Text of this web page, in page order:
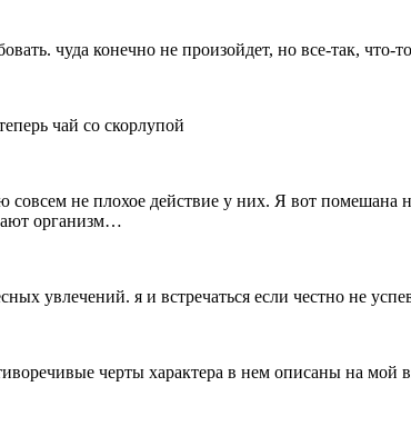
чуда конечно не произойдет, но все-так, что-
чай со скорлупой
не плохое действие у них. Я вот помешана
организм…
увлечений. я и встречаться если честно не
черты характера в нем описаны на мой